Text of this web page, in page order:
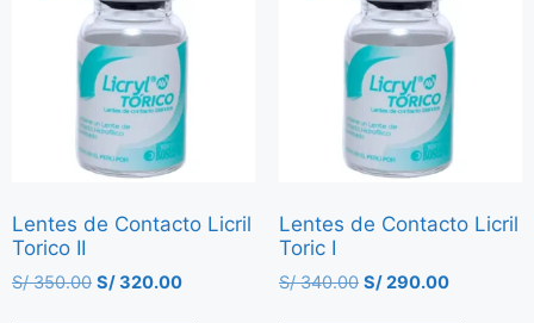
Lentes de Contacto Licril
Torico II
S/350.00 S/320.00
Lentes de Contacto Licril
Toric I
S/340.00 S/290.00